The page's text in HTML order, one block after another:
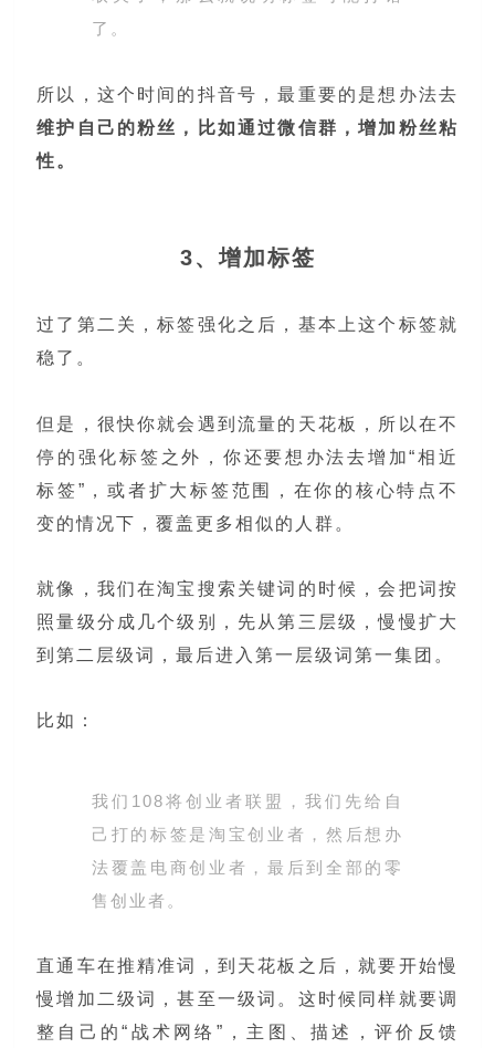
了。
所以，这个时间的抖音号，最重要的是想办法去
维护自己的粉丝，比如通过微信群，增加粉丝粘
性。
3、增加标签
过了第二关，标签强化之后，基本上这个标签就
稳了。
但是，很快你就会遇到流量的天花板，所以在不
停的强化标签之外，你还要想办法去增加“相近
标签”，或者扩大标签范围，在你的核心特点不
变的情况下，覆盖更多相似的人群。
就像，我们在淘宝搜索关键词的时候，会把词按
照量级分成几个级别，先从第三层级，慢慢扩大
到第二层级词，最后进入第一层级词第一集团。
比如：
我们108将创业者联盟，我们先给自
己打的标签是淘宝创业者，然后想办
法覆盖电商创业者，最后到全部的零
售创业者。
直通车在推精准词，到天花板之后，就要开始慢
慢增加二级词，甚至一级词。这时候同样就要调
整自 己的“战术网络”，主图、描述，评价反馈